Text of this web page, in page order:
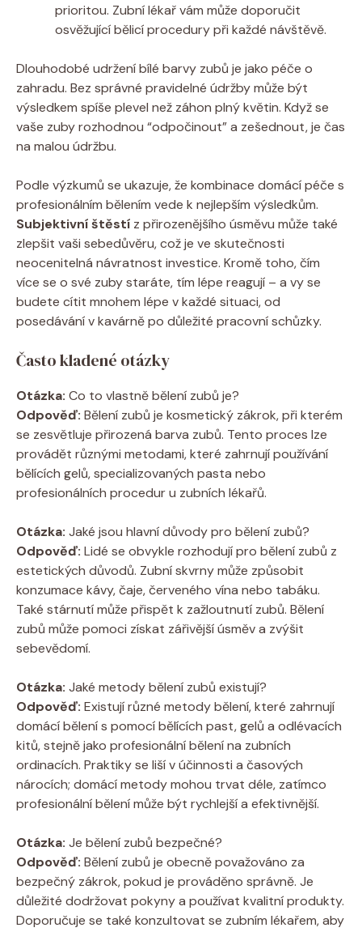
prioritou. Zubní lékař vám může doporučit
osvěžující bělicí procedury při každé návštěvě.
Dlouhodobé udržení bílé barvy zubů je jako péče o
zahradu. Bez správné pravidelné údržby může být
výsledkem spíše plevel než záhon plný květin. Když se
vaše zuby rozhodnou “odpočinout” a zešednout, je čas
na malou údržbu.
Podle výzkumů se ukazuje, že kombinace domácí péče s
profesionálním bělením vede k nejlepším výsledkům.
Subjektivní štěstí z přirozenějšího úsměvu může také
zlepšit vaši sebedůvěru, což je ve skutečnosti
neocenitelná návratnost investice. Kromě toho, čím
více se o své zuby staráte, tím lépe reagují – a vy se
budete cítit mnohem lépe v každé situaci, od
posedávání v kavárně po důležité pracovní schůzky.
Často kladené otázky
Otázka: Co to vlastně bělení zubů je?
Odpověď: Bělení zubů je kosmetický zákrok, při kterém
se zesvětluje přirozená barva zubů. Tento proces lze
provádět různými metodami, které zahrnují používání
bělících gelů, specializovaných pasta nebo
profesionálních procedur u zubních lékařů.
Otázka: Jaké jsou hlavní důvody pro bělení zubů?
Odpověď: Lidé se obvykle rozhodují pro bělení zubů z
estetických důvodů. Zubní skvrny může způsobit
konzumace kávy, čaje, červeného vína nebo tabáku.
Také stárnutí může přispět k zažloutnutí zubů. Bělení
zubů může pomoci získat zářivější úsměv a zvýšit
sebevědomí.
Otázka: Jaké metody bělení zubů existují?
Odpověď: Existují různé metody bělení, které zahrnují
domácí bělení s pomocí bělících past, gelů a odlévacích
kitů, stejně jako profesionální bělení na zubních
ordinacích. Praktiky se liší v účinnosti a časových
nárocích; domácí metody mohou trvat déle, zatímco
profesionální bělení může být rychlejší a efektivnější.
Otázka: Je bělení zubů bezpečné?
Odpověď: Bělení zubů je obecně považováno za
bezpečný zákrok, pokud je prováděno správně. Je
důležité dodržovat pokyny a používat kvalitní produkty.
Doporučuje se také konzultovat se zubním lékařem, aby